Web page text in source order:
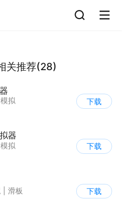
关推荐(28)
拟
下载
器
拟
下载
滑板
下载